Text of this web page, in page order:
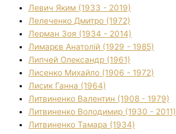
Левич Яким (1933 - 2019)
Лелеченко Дмитро (1972)
Лерман Зоя (1934 - 2014)
Лимарєв Анатолій (1929 - 1985)
Липчей Олександр (1961)
Лисенко Михайло (1906 - 1972)
Лисик Ганна (1964)
Литвиненко Валентин (1908 - 1979)
Литвиненко Володимир (1930 - 2011)
Литвиненко Тамара (1934)